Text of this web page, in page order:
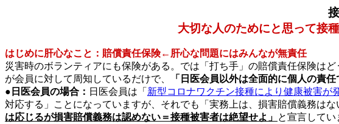
大切な人のためにと思って接
はじめに肝心なこと：賠償責任保険←肝心な問題にはみんなが無責任
災害時のボランティアにも保険がある。では「打ち手」の賠償責任保険は
が会員に対して周知しているだけで、
「日医会員以外は全面的に個人の責
●日医会員の場合： 日医会員は「 新型コロナワクチン接種により健康被害が
対応する」ことになっていますが、それでも「実務上は、損害賠償義務は
は応じるが損害賠償義務は認めない＝接種被害者は絶望せよ」 と宣言して